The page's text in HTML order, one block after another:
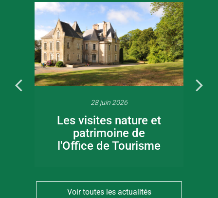
28 juin 2026
Les visites nature et
patrimoine de
l'Office de Tourisme
Voir toutes les actualités